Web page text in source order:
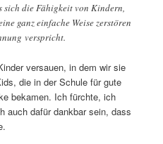
sich die Fähigkeit von Kindern,
ganz einfache Weise zerstören
verspricht.
versauen, in dem wir sie
die in der Schule für gute
bekamen. Ich fürchte, ich
auch dafür dankbar sein, dass